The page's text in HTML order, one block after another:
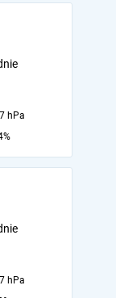
hPa
hPa